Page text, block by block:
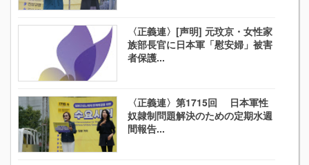
〈正義連〉[声明] 元玟京・女性家
族部長官に日本軍「慰安婦」被害
者保護...
〈正義連〉第1715回 日本軍性
奴隷制問題解決のための定期水週
間報告...